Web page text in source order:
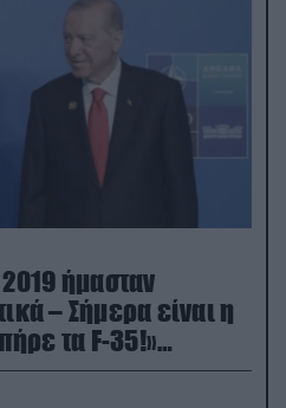
ήμασταν
– Σήμερα είναι η
τα F-35!»